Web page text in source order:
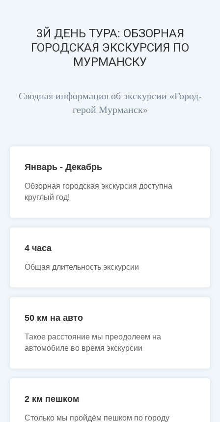
3Й ДЕНЬ ТУРА: ОБЗОРНАЯ
ГОРОДСКАЯ ЭКСКУРСИЯ ПО
МУРМАНСКУ
Сводная информация об экскурсии «Город-
герой Мурманск»
Январь - Декабрь
Обзорная городская экскурсия доступна
круглый год!
4 часа
Общая длительность экскурсии
50 км на авто
Такое расстояние мы преодолеем на
автомобиле во время экскурсии
2 км пешком
Столько мы пройдём пешком по городу